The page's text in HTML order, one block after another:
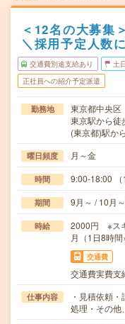
＜12名の大募集
＼採用予定人数
交通費別途支給あり 土
正社員への紹介予定派遣
勤務地
東京都中央区
東京駅から徒
(東京都)駅か
曜日頻度 月～金
時間 9:00-18:00 （
期間 9月～ / 10月
時給
2000円 ※ス
月（1日8時間
交通費
交通費実費支
仕事内容
・見積依頼
処理・その